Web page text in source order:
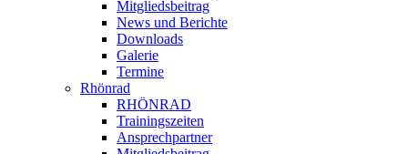
Mitgliedsbeitrag
News und Berichte
Downloads
Galerie
Termine
Rhönrad
RHÖNRAD
Trainingszeiten
Ansprechpartner